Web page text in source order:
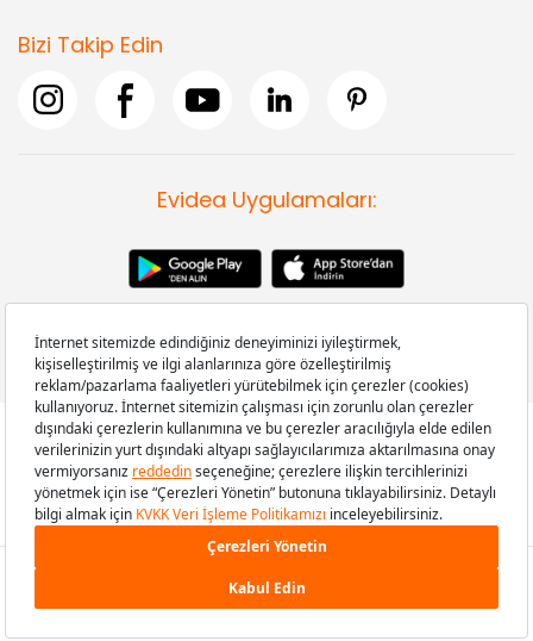
Bizi Takip Edin
Evidea Uygulamaları:
Copyright © 2008-2026 Evidea.com | Tüm hakları saklıdır.